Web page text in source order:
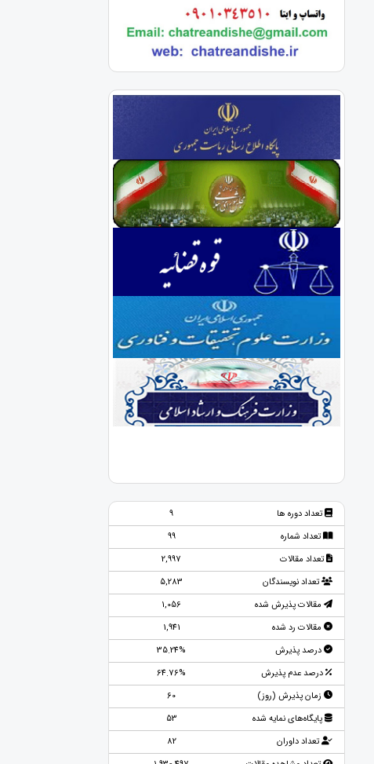
تعداد دوره ها
9
تعداد شماره
99
تعداد مقالات
2,997
تعداد نویسندگان
5,283
مقالات پذیرش شده
1,056
مقالات رد شده
1,941
درصد پذیرش
35.24%
درصد عدم پذیرش
64.76%
زمان پذیرش (روز)
60
پایگاه‌های نمایه شده
53
تعداد داوران
82